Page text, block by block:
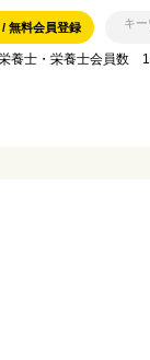
/ 無料会員登録
養士・栄養士会員